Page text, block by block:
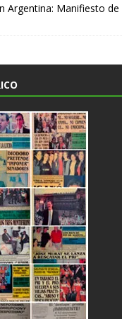
Argentina: Manifiesto de